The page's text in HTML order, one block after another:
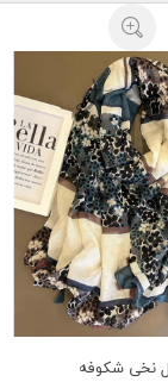
نخی شکوفه